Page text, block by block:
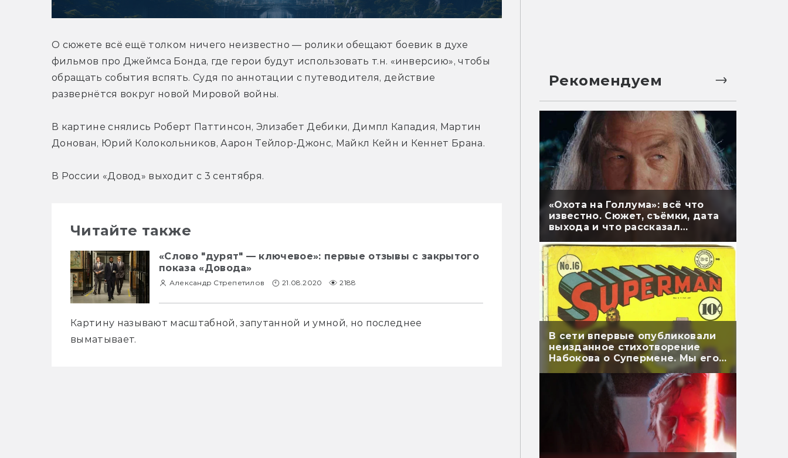
О сюжете всё ещё толком ничего неизвестно — ролики обещают боевик в духе
фильмов про Джеймса Бонда, где герои будут использовать т.н. «инверсию», чтобы
обращать события вспять. Судя по аннотации с путеводителя, действие
развернётся вокруг новой Мировой войны.
В картине снялись Роберт Паттинсон, Элизабет Дебики, Димпл Кападия, Мартин
Донован, Юрий Колокольников, Аарон Тейлор-Джонс, Майкл Кейн и Кеннет Брана.
В России «Довод» выходит с 3 сентября.
Читайте также
«Слово "дурят" — ключевое»: первые отзывы с закрытого
показа «Довода»
Александр Стрепетилов 21.08.2020 2188
Картину называют масштабной, запутанной и умной, но последнее
выматывает.
Рекомендуем
«Охота на Голлума»: всё что
известно. Сюжет, съёмки, дата
выхода и что рассказал
В сети впервые опубликовали
неизданное стихотворение
Набокова о Супермене. Мы его
перевели